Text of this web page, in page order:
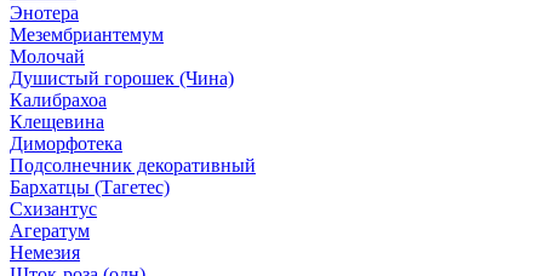
Энотера
Мезембриантемум
Молочай
Душистый горошек (Чина)
Калибрахоа
Клещевина
Диморфотека
Подсолнечник декоративный
Бархатцы (Тагетес)
Схизантус
Агератум
Немезия